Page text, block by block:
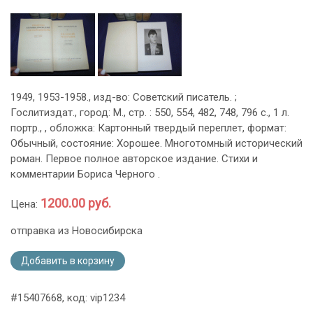
1949, 1953-1958., изд-во: Советский писатель. ;
Гослитиздат., город: М., стр. : 550, 554, 482, 748, 796 с., 1 л.
портр., , обложка: Картонный твердый переплет, формат:
Обычный, состояние: Хорошее. Многотомный исторический
роман. Первое полное авторское издание. Стихи и
комментарии Бориса Черного .
Цена: 1200.00 руб.
отправка из Новосибирска
Добавить в корзину
#15407668, код: vip1234